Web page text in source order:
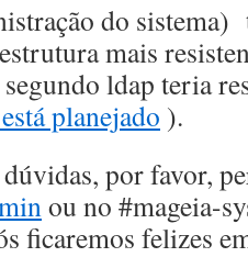
do sistema)
mais
ldap teria
planejado ).
dúvidas, por favor,
ou no #mageia-
ficaremos felizes